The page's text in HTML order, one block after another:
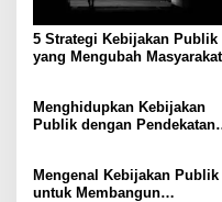
5 Strategi Kebijakan Publik
yang Mengubah Masyarakat
Menghidupkan Kebijakan
Publik dengan Pendekatan
Mengenal Kebijakan Publik
untuk Membangun